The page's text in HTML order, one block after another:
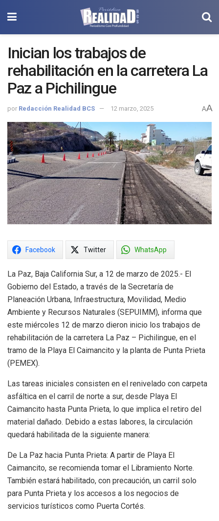
Inician los trabajos de
rehabilitación en la carretera La
Paz a Pichilingue
por Redacción Realidad BCS 12 marzo, 2025 AA
Facebook Twitter WhatsApp
La Paz, Baja California Sur, a 12 de marzo de 2025.- El
Gobierno del Estado, a través de la Secretaría de
Planeación Urbana, Infraestructura, Movilidad, Medio
Ambiente y Recursos Naturales (SEPUIMM), informa que
este miércoles 12 de marzo dieron inicio los trabajos de
rehabilitación de la carretera La Paz – Pichilingue, en el
tramo de la Playa El Caimancito y la planta de Punta Prieta
(PEMEX).
Las tareas iniciales consisten en el renivelado con carpeta
asfáltica en el carril de norte a sur, desde Playa El
Caimancito hasta Punta Prieta, lo que implica el retiro del
material dañado. Debido a estas labores, la circulación
quedará habilitada de la siguiente manera:
De La Paz hacia Punta Prieta: A partir de Playa El
Caimancito, se recomienda tomar el Libramiento Norte.
También estará habilitado, con precaución, un carril solo
para Punta Prieta y los accesos a los negocios de
servicios turísticos como Puerta Cortés.